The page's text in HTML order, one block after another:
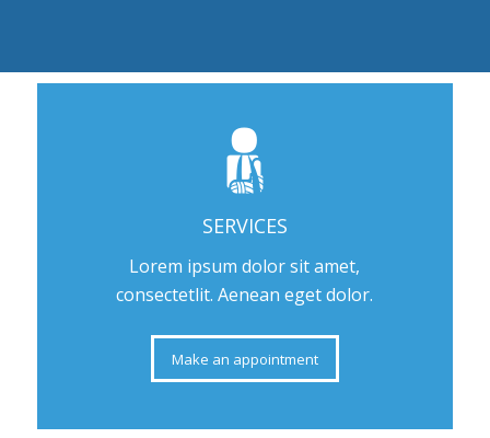
SERVICES
Lorem ipsum dolor sit amet,
consectetlit. Aenean eget dolor.
Make an appointment